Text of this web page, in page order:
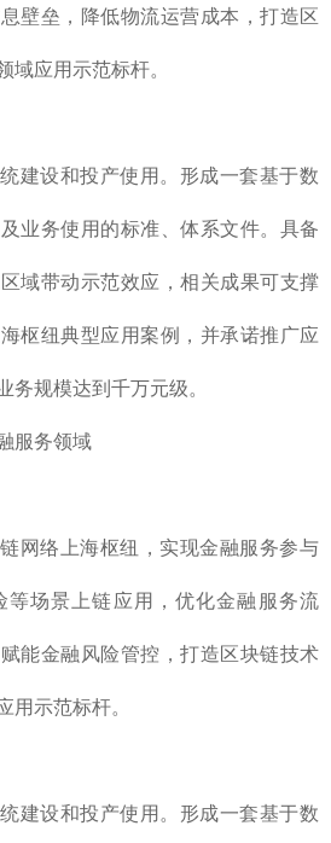
壁垒，降低物流运营成本，打造区
域应用示范标杆。
建设和投产使用。形成一套基于数
业务使用的标准、体系文件。具备
域带动示范效应，相关成果可支撑
枢纽典型应用案例，并承诺推广应
务规模达到千万元级。
服务领域
网络上海枢纽，实现金融服务参与
等场景上链应用，优化金融服务流
能金融风险管控，打造区块链技术
用示范标杆。
建设和投产使用。形成一套基于数